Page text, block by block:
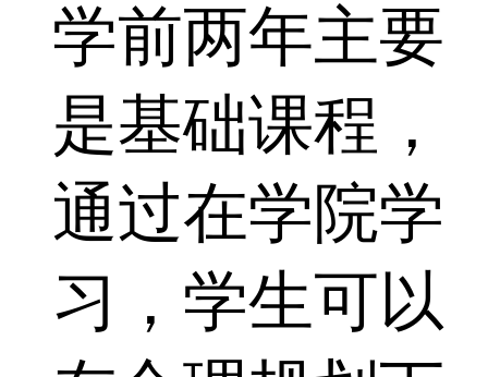
学前两年主要
是基础课程，
通过在学院学
习，学生可以